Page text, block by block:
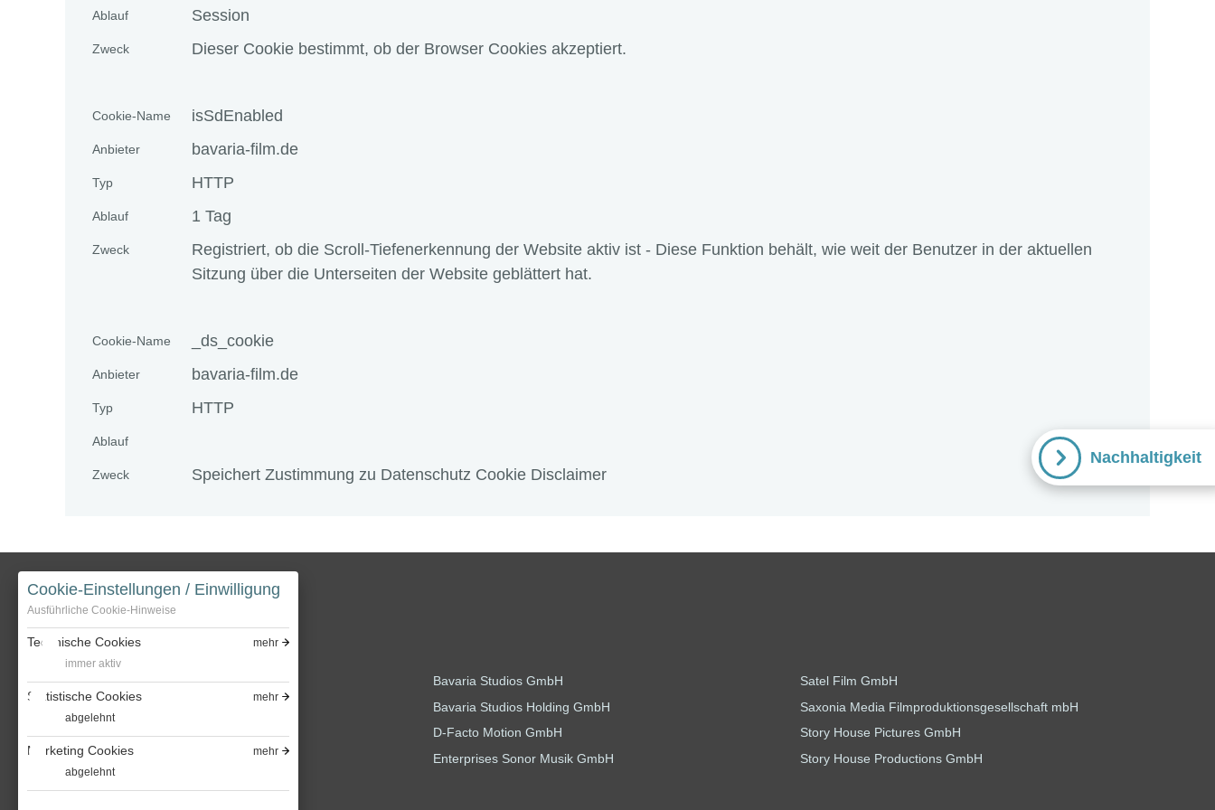
Cookie-Einstellungen / Einwilligung
Ausführliche Cookie-Hinweise
Technische Cookies
mehr
immer aktiv
Statistische Cookies
mehr
abgelehnt
Marketing Cookies
mehr
abgelehnt
Ablauf Session
Zweck Dieser Cookie bestimmt, ob der Browser Cookies akzeptiert.
Cookie-Name isSdEnabled
Anbieter bavaria-film.de
Typ HTTP
Ablauf 1 Tag
Zweck
Registriert, ob die Scroll-Tiefenerkennung der Website aktiv ist - Diese Funktion behält, wie weit der Benutzer in der aktuellen
Sitzung über die Unterseiten der Website geblättert hat.
Cookie-Name _ds_cookie
Anbieter bavaria-film.de
Typ HTTP
Ablauf
Zweck Speichert Zustimmung zu Datenschutz Cookie Disclaimer
Nachhaltigkeit
Bavaria Entertainment GmbH
Bavaria Filmstadt
Bavaria Media GmbH
Bavaria Studios GmbH
Bavaria Studios Holding GmbH
D-Facto Motion GmbH
Enterprises Sonor Musik GmbH
Satel Film GmbH
Saxonia Media Filmproduktionsgesellschaft mbH
Story House Pictures GmbH
Story House Productions GmbH